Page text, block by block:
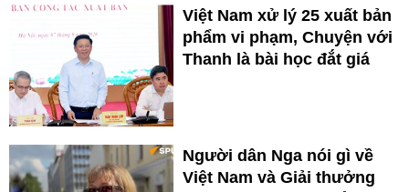
Việt Nam xử lý 25 xuất bản
phẩm vi phạm, Chuyện với
Thanh là bài học đắt giá
Người dân Nga nói gì về
Việt Nam và Giải thưởng